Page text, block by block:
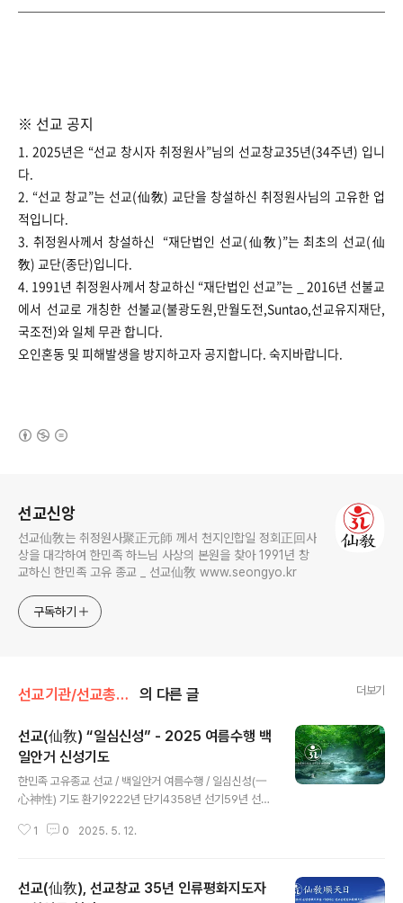
※ 선교 공지
1. 2025년은 “선교 창시자 취정원사”님의 선교창교35년(34주년) 입니
다.
2. “선교 창교”는 선교(仙敎) 교단을 창설하신 취정원사님의 고유한 업
적입니다.
3. 취정원사께서 창설하신 “재단법인 선교(仙敎)”는 최초의 선교(仙
敎) 교단(종단)입니다.
4. 1991년 취정원사께서 창교하신 “재단법인 선교”는 _ 2016년 선불교
에서 선교로 개칭한 선불교(불광도원,만월도전,Suntao,선교유지재단,
국조전)와 일체 무관 합니다.
오인혼동 및 피해발생을 방지하고자 공지합니다. ​​​​숙지바랍니다.
선교신앙
선교仙敎는 취정원사聚正元師 께서 천지인합일 정회正回사
상을 대각하여 한민족 하느님 사상의 본원을 찾아 1991년 창
교하신 한민족 고유 종교 _ 선교仙敎 www.seongyo.kr
구독하기
선교기관/선교총림선림원 의 다른 글 더보기
선교(仙敎) “일심신성” - 2025 여름수행 백
일안거 신성기도
한민족 고유종교 선교 / 백일안거 여름수행 / 일심신성(一
心神性) 기도 환기9222년 단기4358년 선기59년 선교
日安居神性祈禱 초재일初齋日 / 2025년 5월 9일(陰
주 취정원사님 「을사년(乙巳年) 백일안거(百日安居) 교
1 0 2025. 5. 12.
선교(仙敎), 선교창교 35년 인류평화지도자